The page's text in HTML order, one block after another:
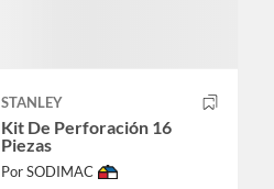
STANLEY
Kit De Perforación 16
Piezas
Por SODIMAC